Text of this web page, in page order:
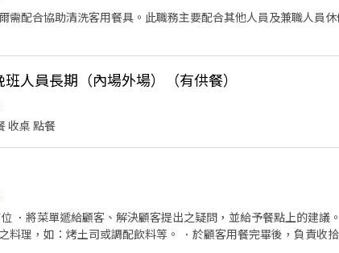
需配合協助清洗客用餐具。此職務主要配合其他人員及兼職人員
人員長期（內場外場）（有供餐）
收桌 點餐
．將菜單遞給顧客、解決顧客提出之疑問，並給予餐點上的建議
料理，如：烤土司或調配飲料等。 ．於顧客用餐完畢後，負責收